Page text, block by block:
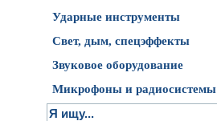
Ударные инструменты
Свет, дым, спецэффекты
Звуковое оборудование
Микрофоны и радиосистемы